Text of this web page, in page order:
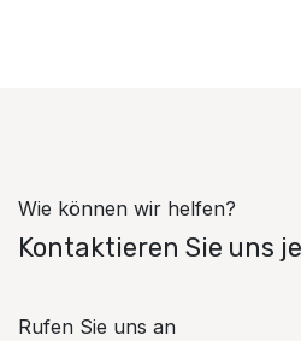
Wie können wir helfen?
Kontaktieren Sie uns
Rufen Sie uns an